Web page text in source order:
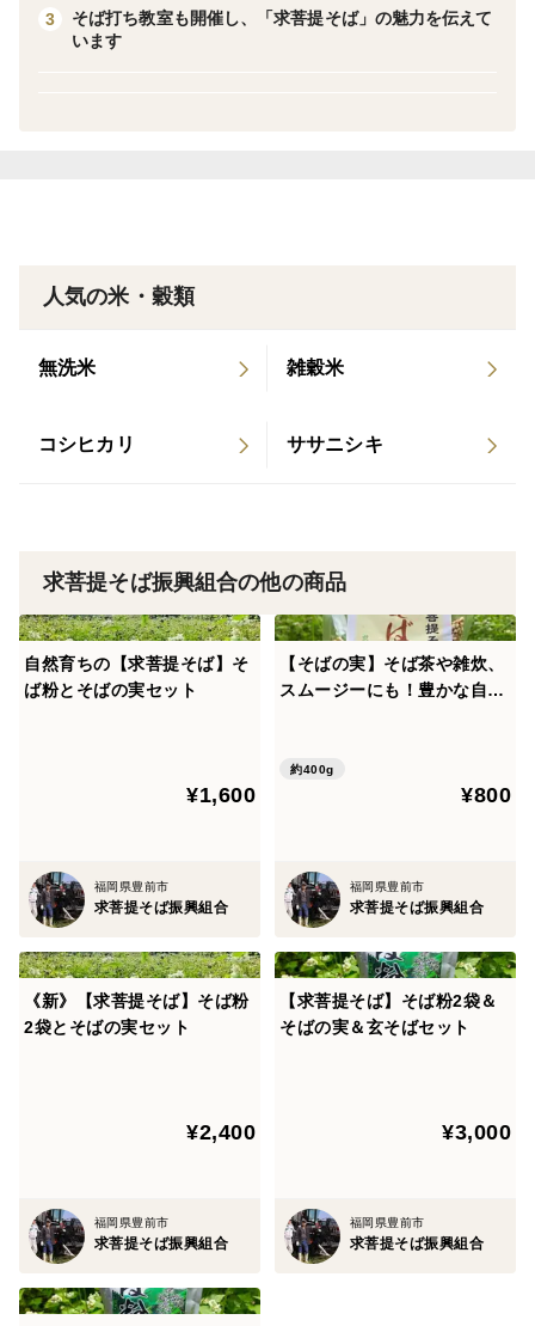
☆おいしい食べ方☆
【手打ちそば】
［材料］
［作り方］
ながら、耳たぶの硬さになるまで混ぜる。
♪きな粉や黒蜜、ハチミツなどお好みの味でお楽しみく
ださい。
【そばがき】
て、灰色になったら、出来上がり！
♪味噌や酢醤油、ゆずポン酢などでどうぞ。
3
そば打ち教室も開催し、「求菩提そば」の魅力を伝えて
います
人気の米・穀類
無洗米 雑穀米
コシヒカリ ササニシキ
求菩提そば振興組合の他の商品
自然育ちの【求菩提そば】そ
ば粉とそばの実セット
¥1,600
福岡県豊前市
求菩提そば振興組合
【そばの実】そば茶や雑炊、
スムージーにも！豊かな自然
約400g
¥800
福岡県豊前市
求菩提そば振興組合
《新》【求菩提そば】そば粉
2袋とそばの実セット
¥2,400
福岡県豊前市
求菩提そば振興組合
【求菩提そば】そば粉2袋＆
そばの実＆玄そばセット
¥3,000
福岡県豊前市
求菩提そば振興組合